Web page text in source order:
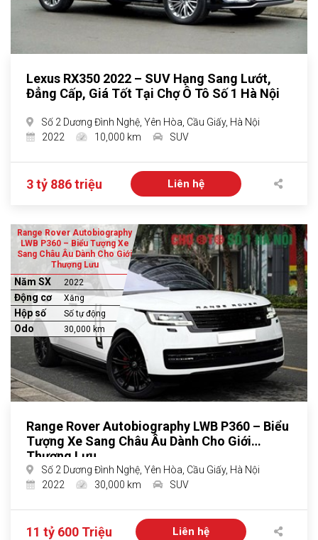
Lexus RX350 2022 – SUV Hạng Sang Lướt,
Đẳng Cấp, Giá Tốt Tại Chợ Ô Tô Số 1 Hà Nội
Số 2 Dương Đình Nghệ, Yên Hòa, Cầu Giấy, Hà Nội
2022
10,000 km SUV
3 tỷ 886 triệu Liên hệ
Range Rover Autobiography
LWB P360 – Biểu Tượng Xe
Sang Châu Âu Dành Cho Giới
Thượng Lưu
Năm SX 2022
Động cơ Xăng
Hộp số Số tự động
Odo 30,000 km
Range Rover Autobiography LWB P360 – Biểu
Tượng Xe Sang Châu Âu Dành Cho Giới
Thượng Lưu
Số 2 Dương Đình Nghệ, Yên Hòa, Cầu Giấy, Hà Nội
2022
30,000 km SUV
11 tỷ 600 Triệu Liên hệ